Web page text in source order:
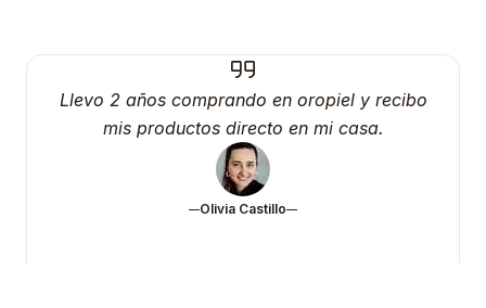
Llevo 2 años comprando en oropiel y recibo
mis productos directo en mi casa.
Olivia Castillo